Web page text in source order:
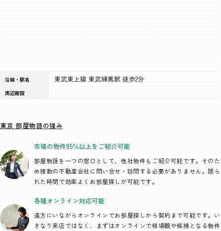
沿線・駅名 東武東上線 東武練馬駅 徒歩2分
周辺施設
東京 部屋物語の強み
市場の物件95％以上を ご紹介可能
部屋物語を一つの窓口として、他社物件もご紹介可能です。そのた
め複数の不動産会社に問い合せ・訪問する必要がありません。限ら
れた時間で効率よくお部屋探しが可能です。
各種オンライン対応可能
遠方にいながらオンラインでお部屋探しから契約まで可能です。い
きなり来店ではなく、まずはオンラインで相場観や候補となる物件